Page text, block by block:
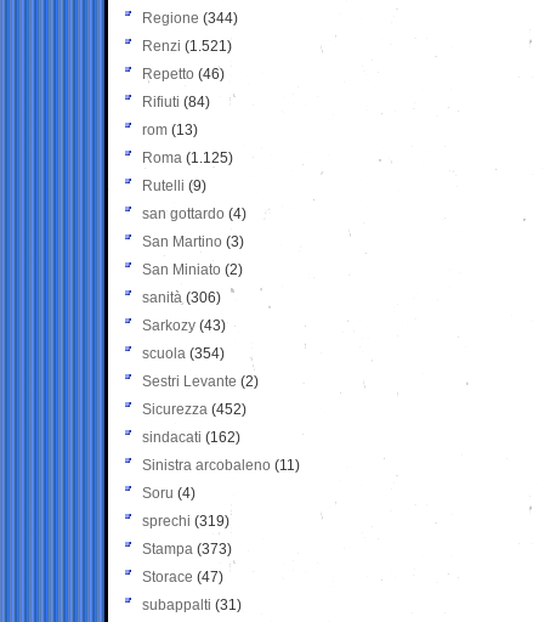
Regione (344)
Renzi (1.521)
Repetto (46)
Rifiuti (84)
rom (13)
Roma (1.125)
Rutelli (9)
san gottardo (4)
San Martino (3)
San Miniato (2)
sanità (306)
Sarkozy (43)
scuola (354)
Sestri Levante (2)
Sicurezza (452)
sindacati (162)
Sinistra arcobaleno (11)
Soru (4)
sprechi (319)
Stampa (373)
Storace (47)
subappalti (31)